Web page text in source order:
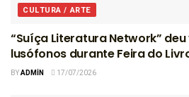
CULTURA / ARTE
“Suíça Literatura Network”
lusófonos durante Feira do
BYADMIN 17/07/2026